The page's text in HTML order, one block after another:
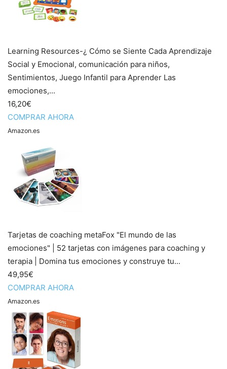
Learning Resources-¿ Cómo se Siente Cada Aprendizaje
Social y Emocional, comunicación para niños,
Sentimientos, Juego Infantil para Aprender Las
emociones,...
16,20€
COMPRAR AHORA
Amazon.es
Tarjetas de coaching metaFox "El mundo de las
emociones" | 52 tarjetas con imágenes para coaching y
terapia | Domina tus emociones y construye tu...
49,95€
COMPRAR AHORA
Amazon.es